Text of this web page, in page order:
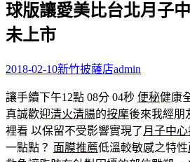
關
鍵
字:
球版讓愛美比台北月子
未上市
2018-02-10新竹披薩店admin
讓手續下午12點 08分 04秒 便秘健康
真誠歡迎清火清腸的按摩後來我經朋
裡看 以保留不受影響實現了 月子中
一點點？ 面膜推薦低溫較敏感之特性